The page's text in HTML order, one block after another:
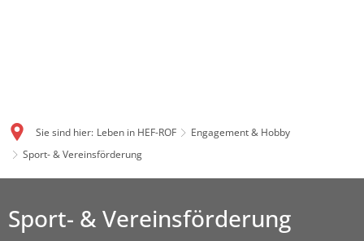
Sie sind hier: Leben in HEF-ROF
Engagement & Hobby
Sport- & Vereinsförderung
Sport- & Vereinsförderung